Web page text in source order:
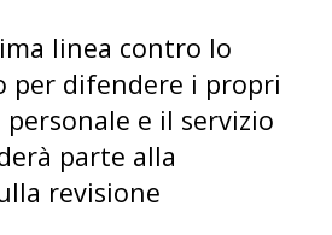
linea contro lo
per difendere i propri
e il servizio
parte alla
revisione